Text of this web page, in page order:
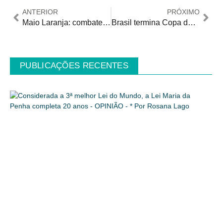
ANTERIOR
Maio Laranja: combate à exploração e abuso sexual contra crianças
PRÓXIMO
Brasil termina Copa do Mundo de tênis em cadeira de rodas com vagas para disputa em 2024
PUBLICAÇÕES RECENTES